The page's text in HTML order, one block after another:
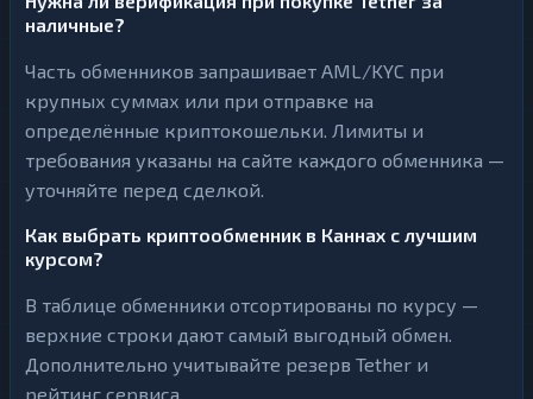
наличные?
Часть обменников запрашивает AML/KYC при
крупных суммах или при отправке на
определённые криптокошельки. Лимиты и
требования указаны на сайте каждого обменника —
уточняйте перед сделкой.
Как выбрать криптообменник в Каннах с лучшим
курсом?
В таблице обменники отсортированы по курсу —
верхние строки дают самый выгодный обмен.
Дополнительно учитывайте резерв Tether и
рейтинг сервиса.